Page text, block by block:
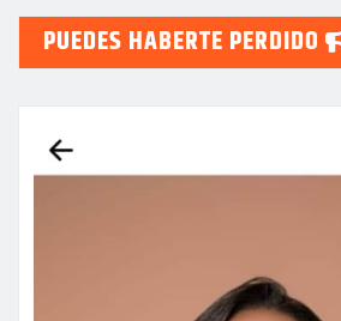
PUEDES HABERTE PERDIDO